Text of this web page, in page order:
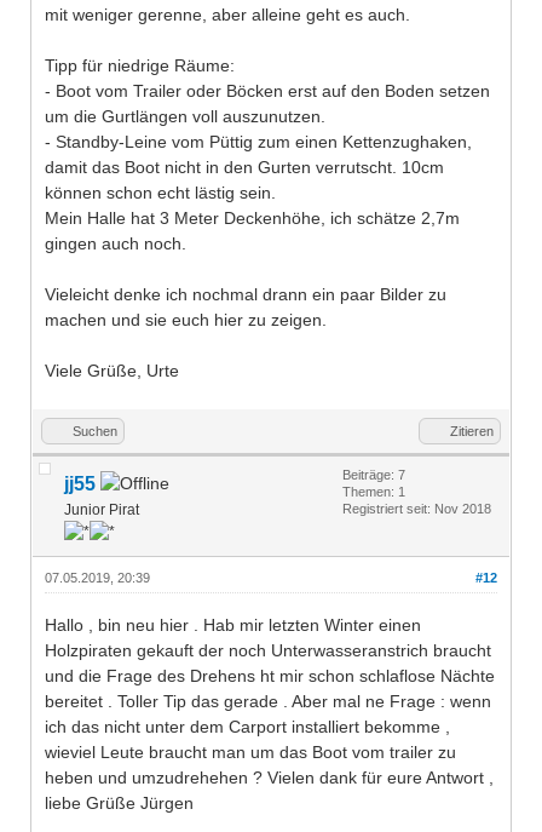
mit weniger gerenne, aber alleine geht es auch.
Tipp für niedrige Räume:
- Boot vom Trailer oder Böcken erst auf den Boden setzen
um die Gurtlängen voll auszunutzen.
- Standby-Leine vom Püttig zum einen Kettenzughaken,
damit das Boot nicht in den Gurten verrutscht. 10cm
können schon echt lästig sein.
Mein Halle hat 3 Meter Deckenhöhe, ich schätze 2,7m
gingen auch noch.
Vieleicht denke ich nochmal drann ein paar Bilder zu
machen und sie euch hier zu zeigen.
Viele Grüße, Urte
Suchen Zitieren
jj55
Junior Pirat
Beiträge: 7
Themen: 1
Registriert seit: Nov 2018
#12
07.05.2019, 20:39
Hallo , bin neu hier . Hab mir letzten Winter einen
Holzpiraten gekauft der noch Unterwasseranstrich braucht
und die Frage des Drehens ht mir schon schlaflose Nächte
bereitet . Toller Tip das gerade . Aber mal ne Frage : wenn
ich das nicht unter dem Carport installiert bekomme ,
wieviel Leute braucht man um das Boot vom trailer zu
heben und umzudrehehen ? Vielen dank für eure Antwort ,
liebe Grüße Jürgen